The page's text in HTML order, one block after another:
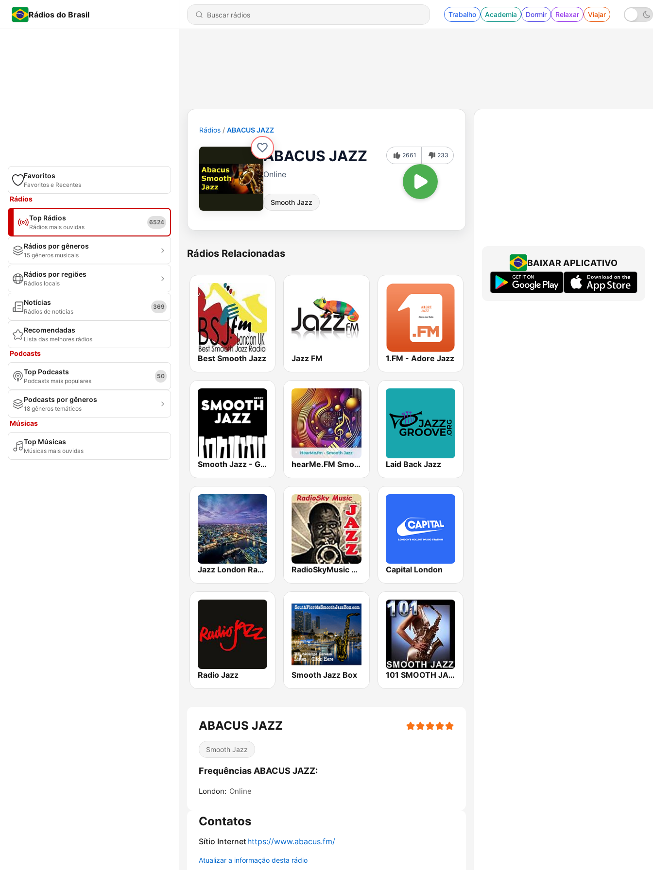
Rádios do Brasil Trabalho Academia Dormir Relaxar Viajar
Favoritos
Favoritos e Recentes
Rádios
Top Rádios
Rádios mais ouvidas
6524
Rádios por gêneros
15 gêneros musicais
Rádios por regiões
Rádios locais
Notícias
Rádios de notícias
369
Recomendadas
Lista das melhores rádios
Podcasts
Top Podcasts
Podcasts mais populares
50
Podcasts por gêneros
18 gêneros temáticos
Músicas
Top Músicas
Músicas mais ouvidas
Rádios ABACUS JAZZ
ABACUS JAZZ
Online
Smooth Jazz
2661 233
Rádios Relacionadas
Best Smooth Jazz Jazz FM 1.FM - Adore Jazz
Smooth Jazz - Groov hearMe.FM Smooth Jazz Laid Back Jazz
Jazz London Radio RadioSkyMusic Jazz Capital London
Radio Jazz Smooth Jazz Box 101 SMOOTH JAZZ
ABACUS JAZZ
Smooth Jazz
Frequências ABACUS JAZZ:
London: Online
Contatos
Sítio Internethttps://www.abacus.fm/
Atualizar a informação desta rádio
BAIXAR APLICATIVO